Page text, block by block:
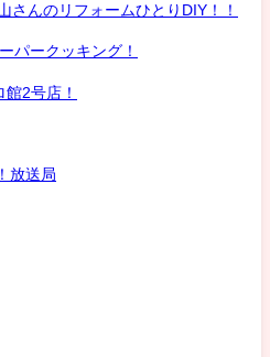
さんのリフォームひとりDIY！！
パークッキング！
2号店！
放送局